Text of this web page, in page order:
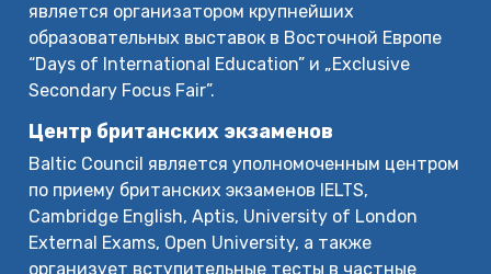
является организатором крупнейших
образовательных выставок в Восточной Европе
“Days of International Education” и „Exclusive
Secondary Focus Fair”.
Центр британских экзаменов
Baltic Council является уполномоченным центром
по приему британских экзаменов IELTS,
Cambridge English, Aptis, University of London
External Exams, Open University, а также
организует вступительные тесты в частные